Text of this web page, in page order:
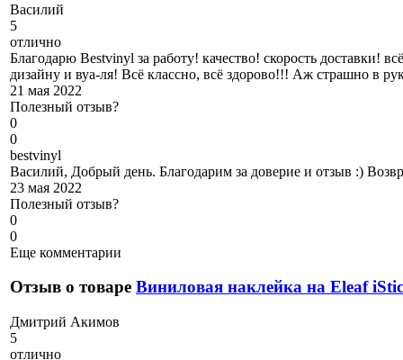
Василий
5
отлично
Благодарю Bestvinyl за работу! качество! скорость
дизайну и вуа-ля! Всё классно, всё здорово!!! Аж страшно в
21 мая 2022
Полезный отзыв?
0
0
bestvinyl
Василий, Добрый день. Благодарим за доверие и отзыв :)
23 мая 2022
Полезный отзыв?
0
0
Еще комментарии
Отзыв о товаре Виниловая наклейка на Eleaf
Дмитрий Акимов
5
отлично